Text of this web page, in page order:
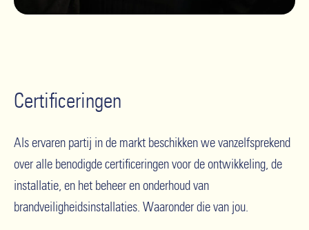
Certificeringen
Als ervaren partij in de markt beschikken we vanzelfsprekend
over alle benodigde certificeringen voor de ontwikkeling, de
installatie, en het beheer en onderhoud van
brandveiligheidsinstallaties. Waaronder die van jou.